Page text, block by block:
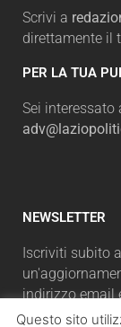
Scrivi a
direttamente il
PER LA TUA
Sei interessato
NEWSLETTER
Iscriviti subito
indirizzo email
Questo sito